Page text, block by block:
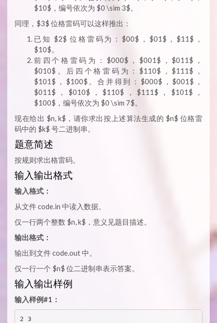
$10$，编号依次为 $0 \sim 3$。
同理，$3$ 位格雷码可以这样推出：
已知 $2$ 位格雷码为：$00$，$01$，$11$，
$10$。
前四个格雷码为：$000$，$001$，$011$，
$010$。后四个格雷码为：$110$，$111$，
$101$，$100$。合并得到：$000$，$001$，
$011$，$010$，$110$，$111$，$101$，
$100$，编号依次为 $0 \sim 7$。
现在给出 $n, k$，请你求出按上述算法生成的 $n$ 位格雷
码中的 $k$ 号二进制串。
题意简述
按规则求出格雷码。
输入输出格式
输入格式：
从文件 code.in 中读入数据。
仅一行两个整数 $n, k$，意义见题目描述。
输出格式：
输出到文件 code.out 中。
仅一行一个 $n$ 位二进制串表示答案。
输入输出样例
输入样例#1：
2 3